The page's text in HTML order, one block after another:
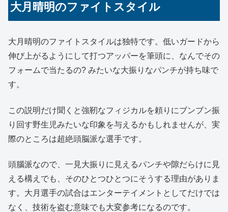
大月晴明のファイトスタイル
大月晴明のファイトスタイルは独特です。低いガードから
伸び上がるようにして打つアッパーを筆頭に、なんでその
フォームで当たるの? みたいな大振りなパンチが持ち味で
す。
この説明だけ聞くと強靭なフィジカルを頼りにブンブン振
り回す野生児みたいな印象を与えるかもしれませんが、実
際のところは超絶頭脳派な選手です。
頭腦派なので、一見大振りに見えるパンチや隙だらけに見
える構えでも、そのひとつひとつにそうする理由がありま
す。大月選手の試合はエンターテイメントとしてだけでは
なく、技術を盗む意味でも大変参考になるのです。